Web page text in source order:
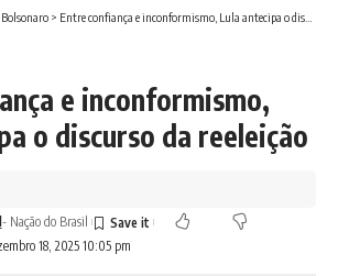
Bolsonaro > Entre confiança e inconformismo, Lula antecipa o discurso da reeleição
e inconformismo,
o discurso da reeleição
18, 2025 10:05 pm
- Nação do Brasil